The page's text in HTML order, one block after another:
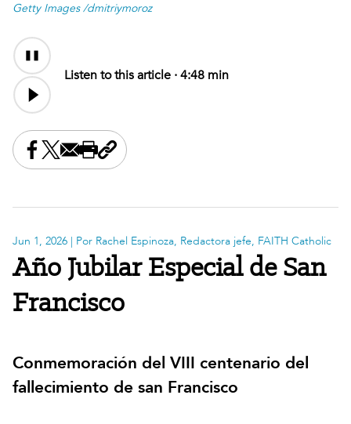
Getty Images /dmitriymoroz
Audio
Content
Listen to this article ·4:48 min
Share this on Facebook
Share this on X
Share this by email
Print this page
Copy the page address
Jun 1, 2026 | Por Rachel Espinoza, Redactora jefe, FAITH Catholic
Año Jubilar Especial de San
Francisco
Conmemoración del VIII centenario del
fallecimiento de san Francisco